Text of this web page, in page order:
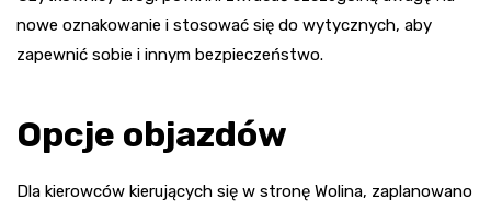
nowe oznakowanie i stosować się do wytycznych, aby
zapewnić sobie i innym bezpieczeństwo.
Opcje objazdów
Dla kierowców kierujących się w stronę Wolina, zaplanowano